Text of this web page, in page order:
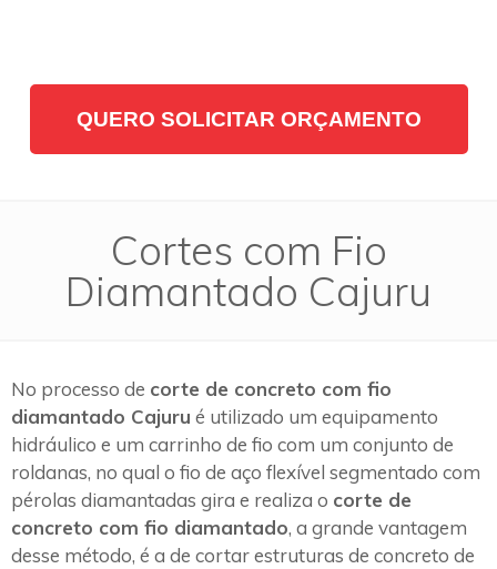
QUERO SOLICITAR ORÇAMENTO
Cortes com Fio
Diamantado Cajuru
No processo de corte de concreto com fio
diamantado Cajuru é utilizado um equipamento
hidráulico e um carrinho de fio com um conjunto de
roldanas, no qual o fio de aço flexível segmentado com
pérolas diamantadas gira e realiza o corte de
concreto com fio diamantado, a grande vantagem
desse método, é a de cortar estruturas de concreto de